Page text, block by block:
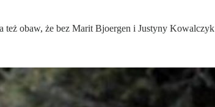
też obaw, że bez Marit Bjoergen i Justyny Kowalczyk